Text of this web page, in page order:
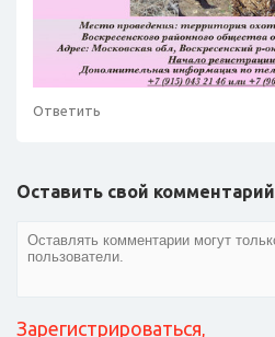
Ответить
Оставить свой комментарий
Зарегистрироваться